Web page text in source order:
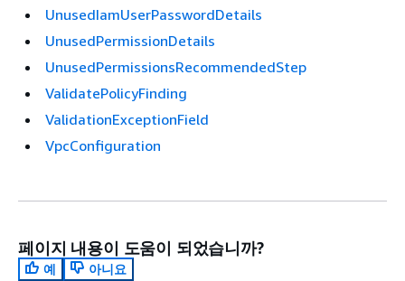
UnusedIamUserPasswordDetails
UnusedPermissionDetails
UnusedPermissionsRecommendedStep
ValidatePolicyFinding
ValidationExceptionField
VpcConfiguration
페이지 내용이 도움이 되었습니까?
예
아니요